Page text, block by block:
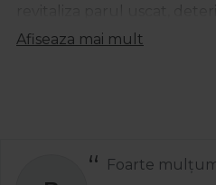
stralucire, oferindu-i
unui look perfect
Afiseaza mai mult
Recomand